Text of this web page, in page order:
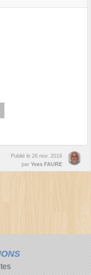
Publié le 26 nov. 2016
par Yves FAURE